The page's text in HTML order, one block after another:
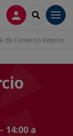
CONECTARSE
SEARCH
de Comercio Exterior
14:00 a